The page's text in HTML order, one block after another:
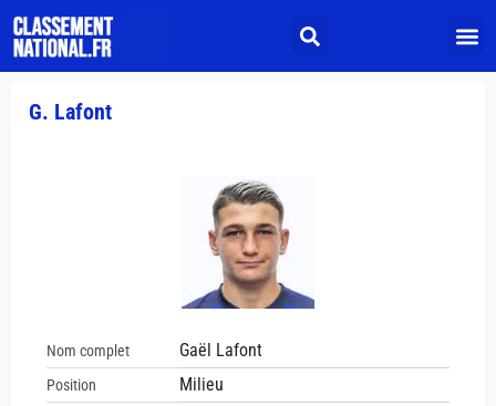
G. Lafont
Nom complet Gaël Lafont
Position Milieu